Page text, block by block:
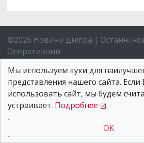
©2026 Новини Дніпра | Останні
Оперативний
Все права защищены. При полном
использовании материалов
гиперссылка в первом абзаце.
Редакция:
Днепр, ул.Старокозацкая 40Б
Телефоны:
+380 (66) 068-21-04
Мы используем куки для
представления нашего сайта.
использовать сайт, мы будем
устраивает. Подробнее
OK